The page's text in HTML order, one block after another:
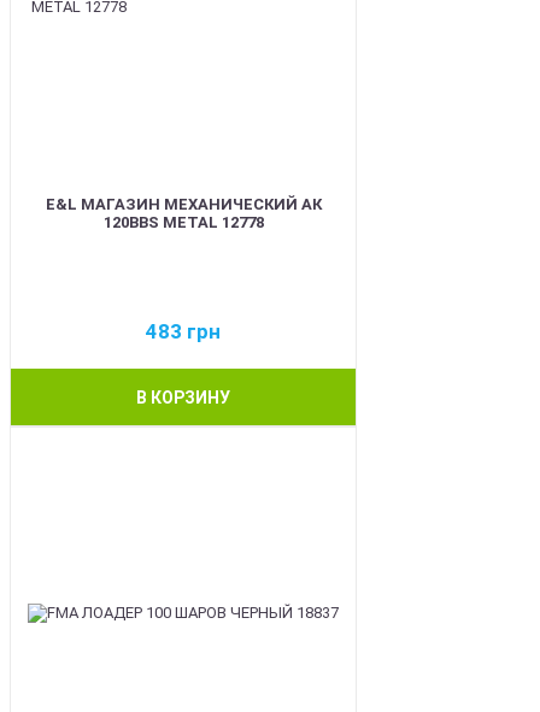
E&L МАГАЗИН МЕХАНИЧЕСКИЙ АК
120BBS METAL 12778
483 грн
В КОРЗИНУ